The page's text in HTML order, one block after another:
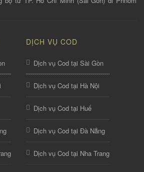
DỊCH VỤ COD
Dịch vụ Cod tại Sài Gòn
Dịch vụ Cod tại Hà Nội
Dịch vụ Cod tại Huế
Dịch vụ Cod tại Đà Nẵng
Dịch vụ Cod tại Nha Trang